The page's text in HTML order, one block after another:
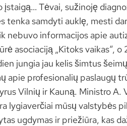
Tėvai, sužinoję
tenka samdyti auklę, mesti
nebuvo informacijos apie
asociaciją „Kitoks vaikas“,
jungia jau kelis šimtus
apie profesionalių paslaugų
Vilnių ir Kauną. Ministro
lygiaverčiai mūsų valstybės
ugdymas ir priežiūra, kas